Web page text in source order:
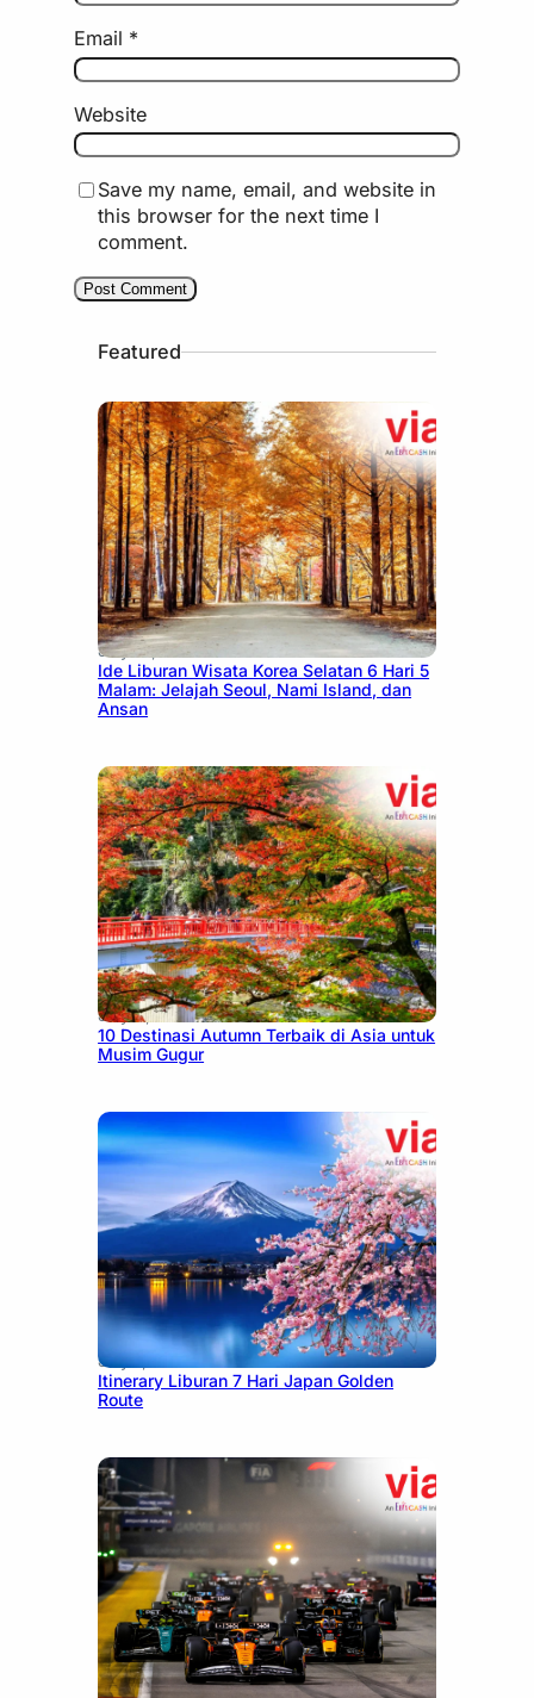
Email *
Website
Save my name, email, and website in
this browser for the next time I
comment.
Featured
July 15, 2026
Ide Liburan Wisata Korea Selatan 6 Hari 5
Malam: Jelajah Seoul, Nami Island, dan
Ansan
July 9, 2026
10 Destinasi Autumn Terbaik di Asia untuk
Musim Gugur
July 7, 2026
Itinerary Liburan 7 Hari Japan Golden
Route